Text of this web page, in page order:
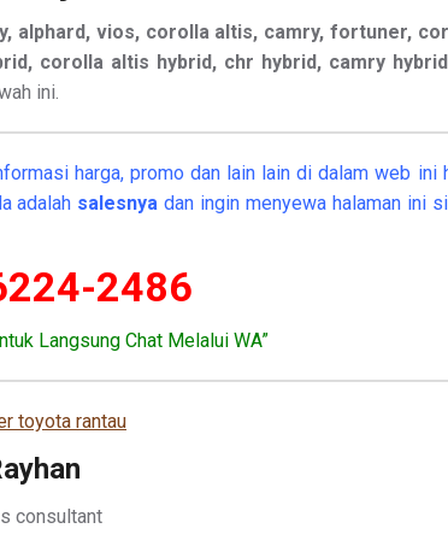
alphard, vios, corolla altis, camry, fortuner,
corolla altis hybrid, chr hybrid, camry
ini.
harga, promo dan lain lain di dalam web ini
adalah salesnya dan ingin menyewa halaman ini
2486
Langsung Chat Melalui WA”
consultant